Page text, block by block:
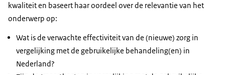
kwaliteit en baseert haar oordeel over de relevantie van het
onderwerp op:
Wat is de verwachte effectiviteit van de (nieuwe) zorg in
vergelijking met de gebruikelijke behandeling(en) in
Nederland?